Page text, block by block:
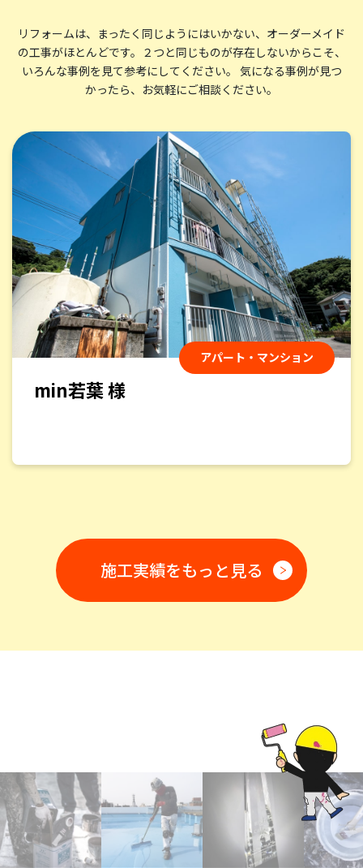
リフォームは、まったく同じようにはいかない、オーダーメイド
の工事がほとんどです。 ２つと同じものが存在しないからこそ、
いろんな事例を見て参考にしてください。 気になる事例が見つ
かったら、お気軽にご相談ください。
min若葉 様
アパート・マンション
施工実績をもっと見る